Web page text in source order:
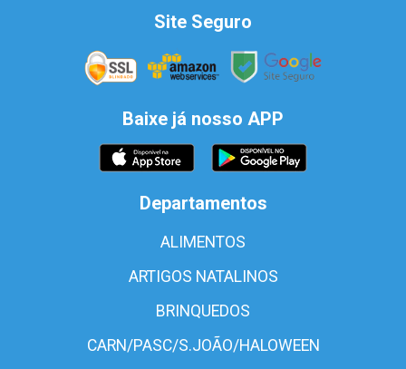
Site Seguro
Baixe já nosso APP
Departamentos
ALIMENTOS
ARTIGOS NATALINOS
BRINQUEDOS
CARN/PASC/S.JOÃO/HALOWEEN